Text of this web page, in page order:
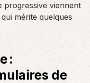
progressive viennent
mérite quelques
:
de